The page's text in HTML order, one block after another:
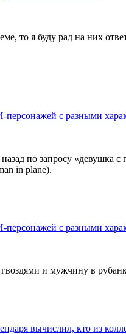
то я буду рад на них
с разными
по запросу «девушка
in plane).
с разными
и мужчину в
вычислил, кто из